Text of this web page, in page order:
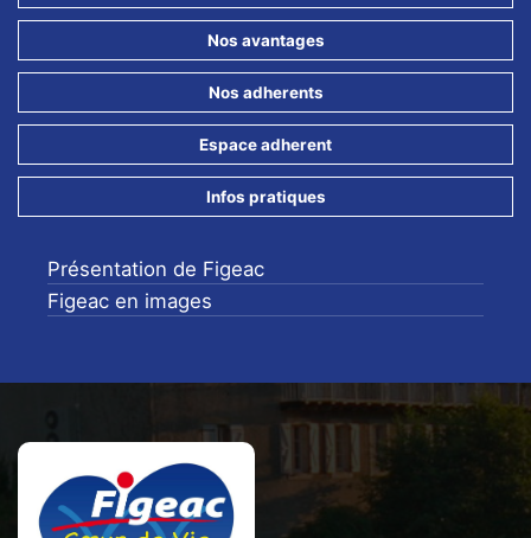
Nos avantages
Nos adherents
Espace adherent
Infos pratiques
Présentation de Figeac
Figeac en images